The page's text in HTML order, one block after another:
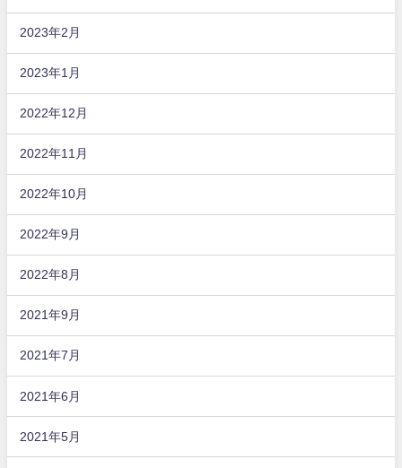
2023年2月
2023年1月
2022年12月
2022年11月
2022年10月
2022年9月
2022年8月
2021年9月
2021年7月
2021年6月
2021年5月